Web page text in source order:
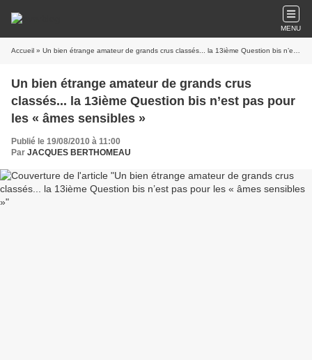
MENU
Accueil » Un bien étrange amateur de grands crus classés... la 13ième Question bis n’est pas pour les « âmes sensibles »
Un bien étrange amateur de grands crus
classés... la 13ième Question bis n’est pas pour
les « âmes sensibles »
Publié le 19/08/2010 à 11:00
Par JACQUES BERTHOMEAU